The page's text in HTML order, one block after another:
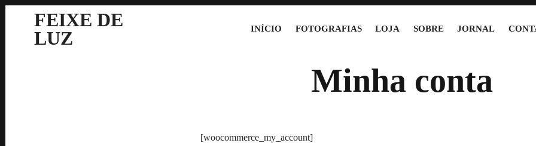
FEIXE DE
LUZ
INÍCIO FOTOGRAFIAS LOJA SOBRE JORNAL
Minha conta
[woocommerce_my_account]